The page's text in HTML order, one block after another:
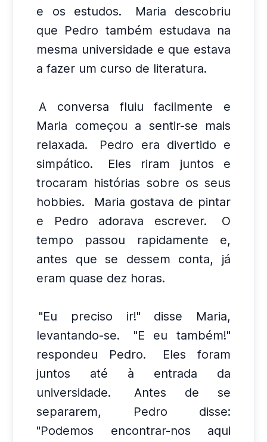
e os estudos.
Maria descobriu
que Pedro também estudava na
mesma universidade e que estava
a fazer um curso de literatura.
A conversa fluiu facilmente e
Maria começou a sentir-se mais
relaxada.
Pedro era divertido e
simpático.
Eles riram juntos e
trocaram histórias sobre os seus
hobbies.
Maria gostava de pintar
e Pedro adorava escrever.
O
tempo passou rapidamente e,
antes que se dessem conta, já
eram quase dez horas.
"Eu preciso ir!" disse Maria,
levantando-se.
"E eu também!"
respondeu Pedro.
Eles foram
juntos até à entrada da
universidade.
Antes de se
separarem, Pedro disse:
"Podemos encontrar-nos aqui